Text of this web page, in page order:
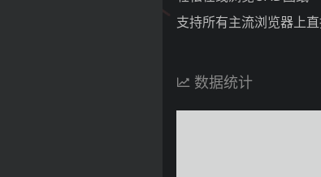
支持所有主流浏览器上
数据统计